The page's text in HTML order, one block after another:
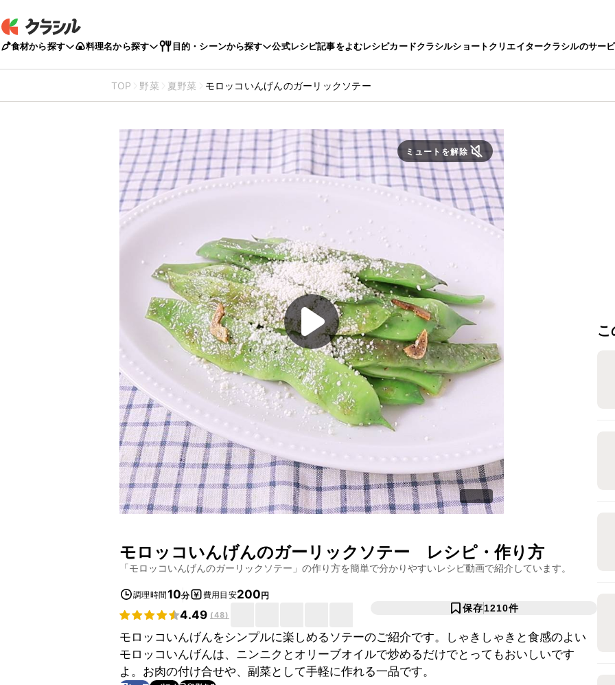
食材から探す 料理名から探す 目的・シーンから探す 公式レシピ記事をよむレシピカードクラシルショートクリエイタークラシルのサー
TOP 野菜 夏野菜 モロッコいんげんのガーリックソテー
ミュートを解除
モロッコいんげんのガーリックソテー レシピ・作り方
「モロッコいんげんのガーリックソテー 」の作り方を簡単で分かりやすいレシピ動画で紹介しています。
調理時間10分 費用目安200円
4.49 (48)
保存1210件
モロッコいんげんをシンプルに楽しめるソテーのご紹介です。しゃきしゃきと食感のよい
モロッコいんげんは、ニンニクとオリーブオイルで炒めるだけでとってもおいしいです
よ。お肉の付け合せや、副菜として手軽に作れる一品です。